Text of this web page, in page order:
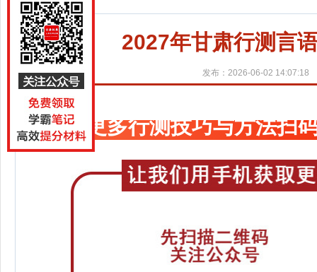
2027年甘肃行测言
发布：2026-06-02 14:07:18
更多行测技巧与方法扫